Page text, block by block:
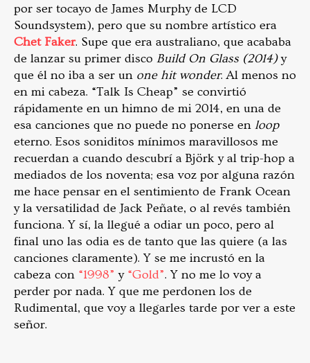
por ser tocayo de James Murphy de LCD
Soundsystem), pero que su nombre artístico era
Chet Faker. Supe que era australiano, que acababa
de lanzar su primer disco Build On Glass (2014)y
que él no iba a ser un one hit wonder. Al menos no
en mi cabeza. “Talk Is Cheap” se convirtió
rápidamente en un himno de mi 2014, en una de
esa canciones que no puede no ponerse en loop
eterno. Esos soniditos mínimos maravillosos me
recuerdan a cuando descubrí a Björk y al trip-hop a
mediados de los noventa; esa voz por alguna razón
me hace pensar en el sentimiento de Frank Ocean
y la versatilidad de Jack Peñate, o al revés también
funciona. Y sí, la llegué a odiar un poco, pero al
final uno las odia es de tanto que las quiere (a las
canciones claramente). Y se me incrustó en la
cabeza con “1998” y “Gold”. Y no me lo voy a
perder por nada. Y que me perdonen los de
Rudimental, que voy a llegarles tarde por ver a este
señor.